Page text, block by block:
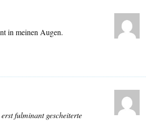
in meinen Augen.
fulminant gescheiterte